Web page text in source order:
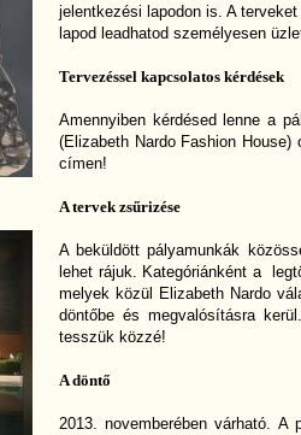
jelentkezési lapodon is. A
lapod leadhatod személyesen
Tervezéssel kapcsolatos kérdések
Amennyiben kérdésed lenne a
(Elizabeth Nardo Fashion House)
címen!
A tervek zsűrizése
A beküldött pályamunkák
lehet rájuk. Kategóriánként a
melyek közül Elizabeth Nardo
döntőbe és megvalósításra
tesszük közzé!
A döntő
2013. novemberében várható. A